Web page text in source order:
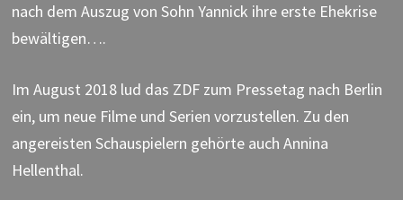
nach dem Auszug von Sohn Yannick ihre erste Ehekrise
bewältigen….
Im August 2018 lud das ZDF zum Pressetag nach Berlin
ein, um neue Filme und Serien vorzustellen. Zu den
angereisten Schauspielern gehörte auch Annina
Hellenthal.